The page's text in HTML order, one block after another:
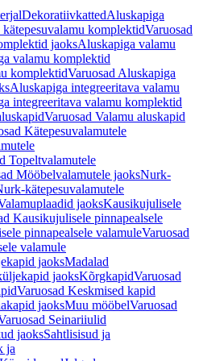
DekoratiivkattedAluskapiga
komplektidVaruosad
jaoksAluskapiga valamu
valamu komplektid
komplektidVaruosad Aluskapiga
Aluskapiga integreeritava valamu
integreeritava valamu komplektid
Varuosad Valamu aluskapid
Kätepesuvalamutele
Topeltvalamutele
Mööbelvalamutele jaoksNurk-
kätepesuvalamutele
jaoksKausikujulisele
Kausikujulisele pinnapealsele
pinnapealsele valamuleVaruosad
valamule
jaoksMadalad
jaoksKõrgkapidVaruosad
Varuosad Keskmised kapid
jaoksMuu mööbelVaruosad
Seinariiulid
jaoksSahtlisisud ja
ja